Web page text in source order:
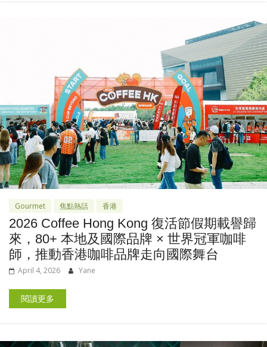
Gourmet 焦點熱話 香港
2026 Coffee Hong Kong 復活節假期載譽歸
來，80+ 本地及國際品牌 × 世界冠軍咖啡
師，推動香港咖啡品牌走向國際舞台
April 4, 2026 Yane
閱讀更多